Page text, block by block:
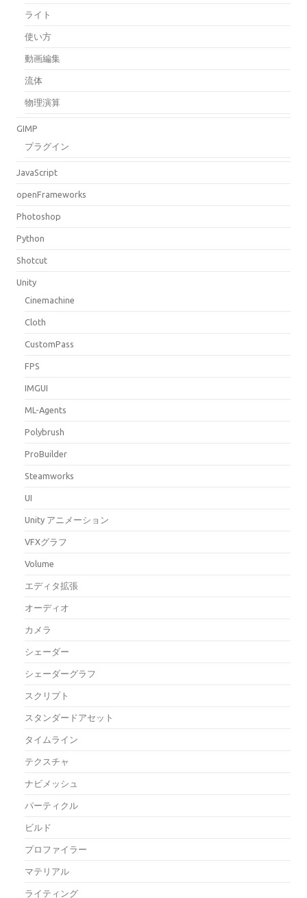
ライト
使い方
動画編集
流体
物理演算
GIMP
プラグイン
JavaScript
openFrameworks
Photoshop
Python
Shotcut
Unity
Cinemachine
Cloth
CustomPass
FPS
IMGUI
ML-Agents
Polybrush
ProBuilder
Steamworks
UI
Unity アニメーション
VFXグラフ
Volume
エディタ拡張
オーディオ
カメラ
シェーダー
シェーダーグラフ
スクリプト
スタンダードアセット
タイムライン
テクスチャ
ナビメッシュ
パーティクル
ビルド
プロファイラー
マテリアル
ライティング